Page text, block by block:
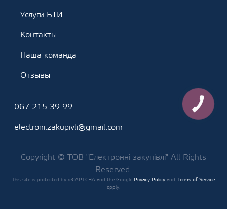
Услуги БТИ
Контакты
Наша команда
Отзывы
067 215 39 99
electroni.zakupivli@gmail.com
Copyright © ТОВ "Електронні закупівлі" All Rights
Reserved.
This site is protected by reCAPTCHA and the Google Privacy Policy and Terms of Service
apply.
КНОПКА
ЗВ'ЯЗКУ